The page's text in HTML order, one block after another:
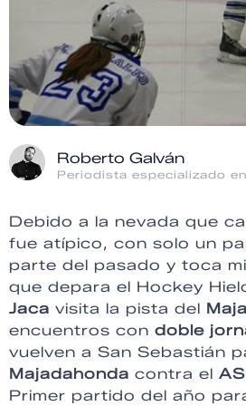
Roberto Galván
Periodista especializado
Debido a la nevada que
fue atípico, con solo un
parte del pasado y toca
que depara el Hockey
Jaca visita la pista del
encuentros con doble
vuelven a San Sebastián
Majadahonda contra el
Primer partido del año